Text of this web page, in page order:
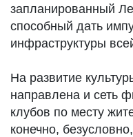
запланированный
способный дать
инфраструктуры
На развитие
направлена и сеть
клубов по месту
конечно,